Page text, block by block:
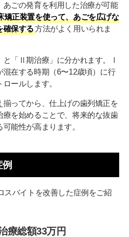
あごの発育を利用した治療が可能
矯正装置を使って、あごを広げな
確保する方法がよく用いられま
「Ⅱ期治療」に分かれます。Ⅰ
在する時期（6〜12歳頃）に行
ールします。
ってから、仕上げの歯列矯正を
を始めることで、将来的な抜歯
能性が高まります。
スバイトを改善した症例をご紹
療総額33万円